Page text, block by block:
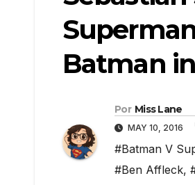
Batman
Por Miss Lane
MAY 10, 2016
#Batman V
#Ben Affleck,